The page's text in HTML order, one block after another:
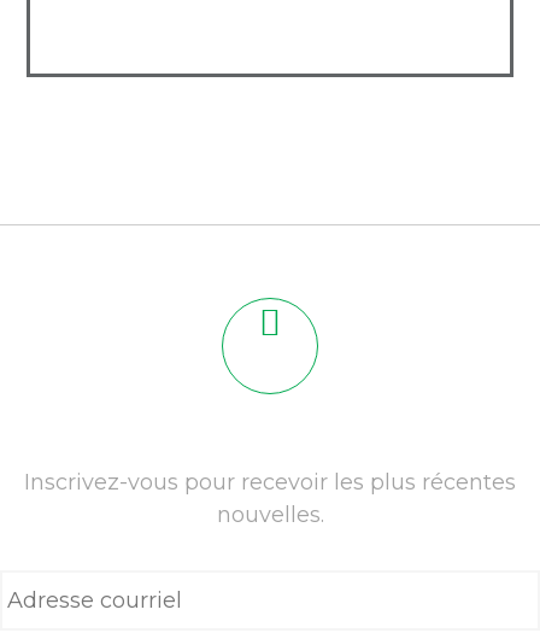
Inscrivez-vous pour recevoir les plus récentes
nouvelles.